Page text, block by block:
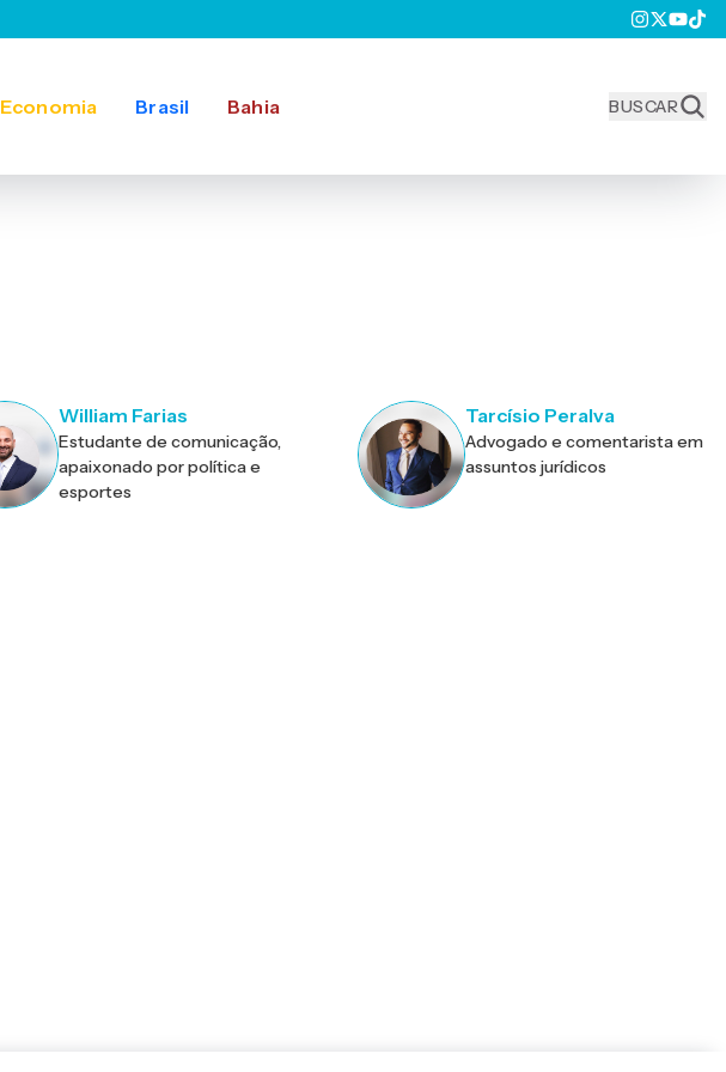
Economia Brasil Bahia BUSCAR
William Farias
Estudante de comunicação,
apaixonado por política e
esportes
Tarcísio Peralva
Advogado e comentarista em
assuntos jurídicos